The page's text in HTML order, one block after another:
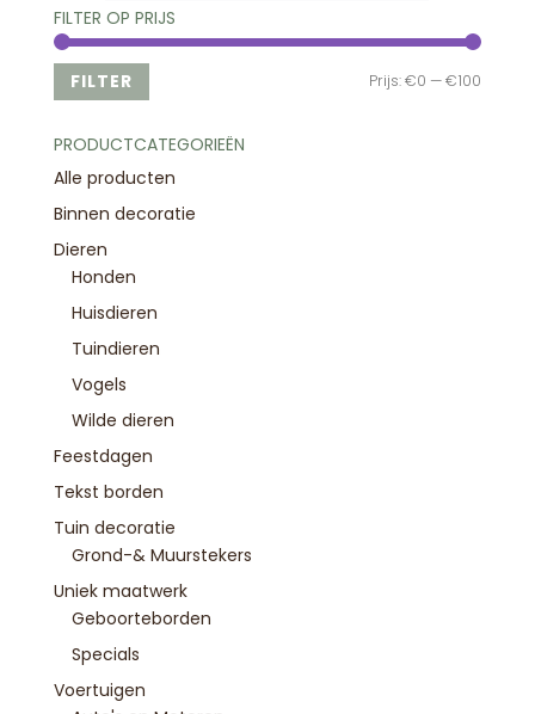
FILTER OP PRIJS
FILTER Prijs:€0 —€100
PRODUCTCATEGORIEËN
Alle producten
Binnen decoratie
Dieren
Honden
Huisdieren
Tuindieren
Vogels
Wilde dieren
Feestdagen
Tekst borden
Tuin decoratie
Grond-& Muurstekers
Uniek maatwerk
Geboorteborden
Specials
Voertuigen